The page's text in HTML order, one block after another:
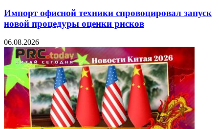
Импорт офисной техники спровоцировал запуск
новой процедуры оценки рисков
06.08.2026